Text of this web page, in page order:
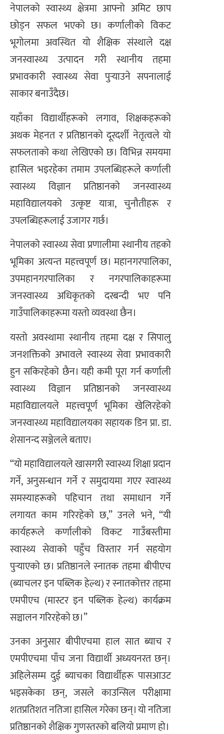
नेपालको स्वास्थ्य क्षेत्रमा आफ्नो अमिट छाप
छोड्न सफल भएको छ। कर्णालीको विकट
भूगोलमा अवस्थित यो शैक्षिक संस्थाले दक्ष
जनस्वास्थ्य उत्पादन गरी स्थानीय तहमा
प्रभावकारी स्वास्थ्य सेवा पुर्‍याउने सपनालाई
साकार बनाउँदैछ।
यहाँका विद्यार्थीहरूको लगाव, शिक्षकहरूको
अथक मेहनत र प्रतिष्ठानको दूरदर्शी नेतृत्वले यो
सफलताको कथा लेखिएको छ। विभिन्न समयमा
हासिल भइरहेका तमाम उपलब्धिहरूले कर्णाली
स्वास्थ्य विज्ञान प्रतिष्ठानको जनस्वास्थ्य
महाविद्यालयको उत्कृष्ट यात्रा, चुनौतीहरू र
उपलब्धिहरूलाई उजागर गर्छ।
नेपालको स्वास्थ्य सेवा प्रणालीमा स्थानीय तहको
भूमिका अत्यन्त महत्त्वपूर्ण छ। महानगरपालिका,
उपमहानगरपालिका र नगरपालिकाहरूमा
जनस्वास्थ्य अधिकृतको दरबन्दी भए पनि
गाउँपालिकाहरूमा यस्तो व्यवस्था छैन।
यस्तो अवस्थामा स्थानीय तहमा दक्ष र सिपालु
जनशक्तिको अभावले स्वास्थ्य सेवा प्रभावकारी
हुन सकिरहेको छैन। यही कमी पूरा गर्न कर्णाली
स्वास्थ्य विज्ञान प्रतिष्ठानको जनस्वास्थ्य
महाविद्यालयले महत्त्वपूर्ण भूमिका खेलिरहेको
जनस्वास्थ्य महाविद्यालयका सहायक डिन प्रा. डा.
शेसानन्द सञ्जेलले बताए।
“यो महाविद्यालयले खासगरी स्वास्थ्य शिक्षा प्रदान
गर्ने, अनुसन्धान गर्ने र समुदायमा गएर स्वास्थ्य
समस्याहरूको पहिचान तथा समाधान गर्ने
लगायत काम गरिरहेको छ,” उनले भने, “यी
कार्यहरूले कर्णालीको विकट गाउँबस्तीमा
स्वास्थ्य सेवाको पहुँच विस्तार गर्न सहयोग
पुर्‍याएको छ। प्रतिष्ठानले स्नातक तहमा बीपीएच
(ब्याचलर इन पब्लिक हेल्थ) र स्नातकोत्तर तहमा
एमपीएच (मास्टर इन पब्लिक हेल्थ) कार्यक्रम
सञ्चालन गरिरहेको छ।”
उनका अनुसार बीपीएचमा हाल सात ब्याच र
एमपीएचमा पाँच जना विद्यार्थी अध्ययनरत छन्।
अहिलेसम्म दुई ब्याचका विद्यार्थीहरू पासआउट
भइसकेका छन्, जसले काउन्सिल परीक्षामा
शतप्रतिशत नतिजा हासिल गरेका छन्। यो नतिजा
प्रतिष्ठानको शैक्षिक गुणस्तरको बलियो प्रमाण हो।